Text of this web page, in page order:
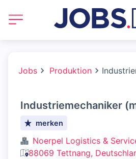
Jobs Produktion
Industriemechaniker
merken
Noerpel Logistics &
88069 Tettnang,